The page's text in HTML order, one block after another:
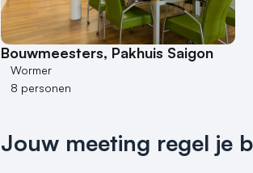
Bouwmeesters, Pakhuis Saigon
Wormer
8 personen
Jouw meeting regel je